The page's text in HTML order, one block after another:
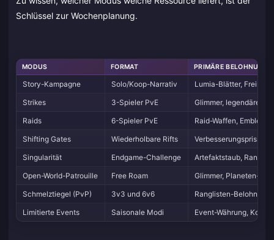
Schlüssel zur Wochenplanung.
MODUS FORMAT PRIMÄRE
Story-Kampagne Solo/Koop-Narrativ
Lumia-Blätter,
Strikes
3-Spieler PvE
Glimmer, legendäre
Raids
6-Spieler PvE
Raid-Waffen,
Shifting Gates
Wiederholbare Rifts
Singularität
Endgame-Challenge
Artefaktstaub,
Open-World-Patrouille
Free Roam
Glimmer, Planeten-
Schmelztiegel (PvP)
3v3 und 6v6
Ranglisten-
Limitierte Events
Saisonale Modi Event-Währung,